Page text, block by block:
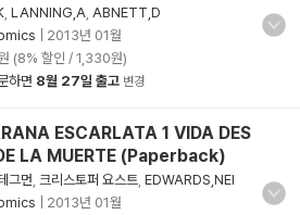
LANNING,A ABNETT,D
2013년 01월
(8% 할인 / 1,330원)
하면 8월 27일 출고 변경
ESCARLATA 1 VIDA DES
LA MUERTE (Paperback)
그먼 크리스토퍼 요스트 EDWARDS,NEI
2013년 01월